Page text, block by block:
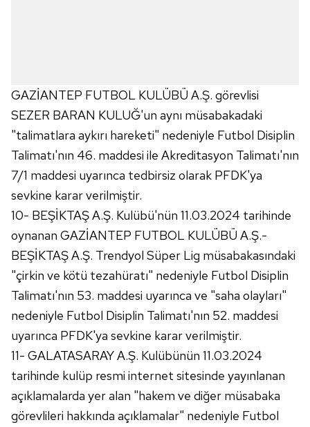
GAZİANTEP FUTBOL KULÜBÜ A.Ş. görevlisi
SEZER BARAN KULUĞ'un aynı müsabakadaki
"talimatlara aykırı hareketi" nedeniyle Futbol Disiplin
Talimatı'nın 46. maddesi ile Akreditasyon Talimatı'nın
7/1 maddesi uyarınca tedbirsiz olarak PFDK'ya
sevkine karar verilmiştir.
10- BEŞİKTAŞ A.Ş. Kulübü'nün 11.03.2024 tarihinde
oynanan GAZİANTEP FUTBOL KULÜBÜ A.Ş.-
BEŞİKTAŞ A.Ş. Trendyol Süper Lig müsabakasındaki
"çirkin ve kötü tezahüratı" nedeniyle Futbol Disiplin
Talimatı'nın 53. maddesi uyarınca ve "saha olayları"
nedeniyle Futbol Disiplin Talimatı'nın 52. maddesi
uyarınca PFDK'ya sevkine karar verilmiştir.
11- GALATASARAY A.Ş. Kulübünün 11.03.2024
tarihinde kulüp resmi internet sitesinde yayınlanan
açıklamalarda yer alan "hakem ve diğer müsabaka
görevlileri hakkında açıklamalar" nedeniyle Futbol